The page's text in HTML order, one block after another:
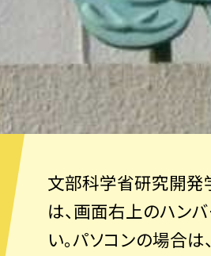
文部科学省研究開
は、画面右上のハン
い。パソコンの場合